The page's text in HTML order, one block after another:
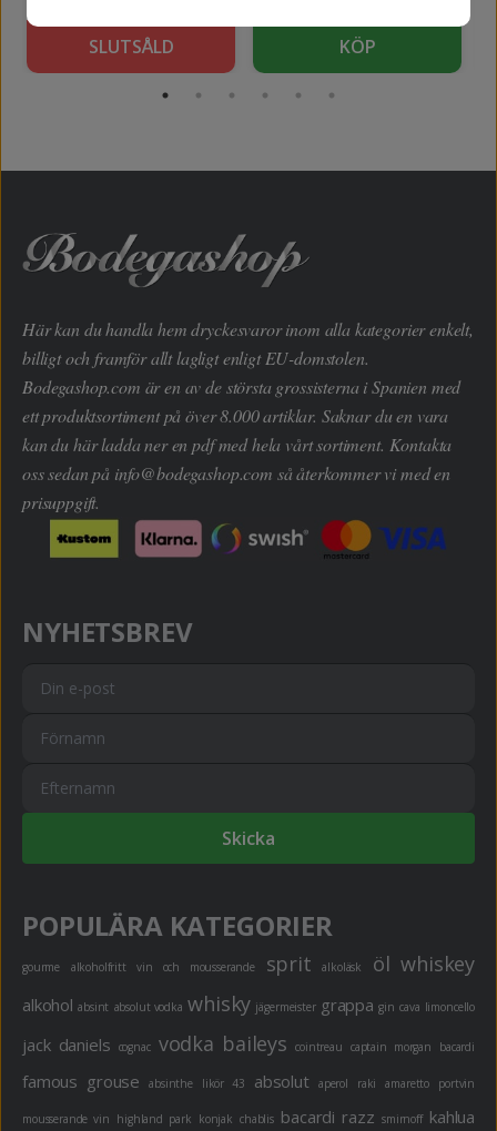
SLUTSÅLD KÖP
Här kan du handla hem dryckesvaror inom alla kategorier enkelt,
billigt och framför allt lagligt enligt EU-domstolen.
Bodegashop.com är en av de största grossisterna i Spanien med
ett produktsortiment på över 8.000 artiklar. Saknar du en vara
kan du här ladda ner en pdf med hela vårt sortiment. Kontakta
oss sedan på info@bodegashop.com så återkommer vi med en
prisuppgift.
NYHETSBREV
Skicka
POPULÄRA KATEGORIER
gourme alkoholfritt vin och mousserande sprit alkoläsk öl whiskey
alkohol absint absolut vodka whisky jägermeister grappa gin cava limoncello
jack daniels cognac vodka baileys cointreau captain morgan bacardi
famous grouse absinthe likör 43 absolut aperol raki amaretto portvin
mousserande vin highland park konjak chablis bacardi razz smirnoff kahlua